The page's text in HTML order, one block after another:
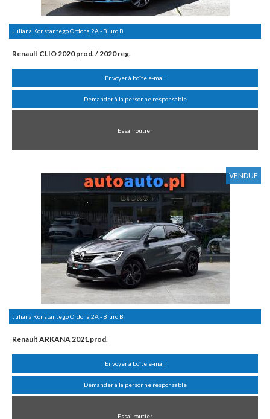
Juliana Konstantego Ordona 2A - Biuro B
Renault CLIO 2020 prod. / 2020 reg.
Envoyer à boîte e-mail
Demander à la personne responsable
Essai routier
VENDUE
Juliana Konstantego Ordona 2A - Biuro B
Renault ARKANA 2021 prod.
Envoyer à boîte e-mail
Demander à la personne responsable
Essai routier